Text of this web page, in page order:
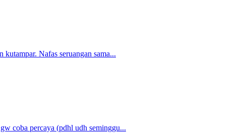
Nafas seruangan sama...
coba percaya (pdhl udh seminggu...